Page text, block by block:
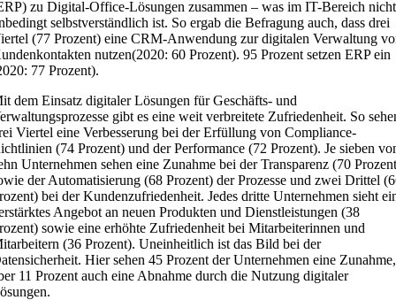
zu Digital-Office-Lösungen zusammen – was im IT-Bereich nicht
selbstverständlich ist. So ergab die Befragung auch, dass drei
(77 Prozent) eine CRM-Anwendung zur digitalen Verwaltung
nutzen(2020: 60 Prozent). 95 Prozent setzen ERP ein
77 Prozent).
dem Einsatz digitaler Lösungen für Geschäfts- und
gibt es eine weit verbreitete Zufriedenheit. So
Viertel eine Verbesserung bei der Erfüllung von Compliance-
(74 Prozent) und der Performance (72 Prozent). Je sieben
Unternehmen sehen eine Zunahme bei der Transparenz (70
der Automatisierung (68 Prozent) der Prozesse und zwei Drittel
bei der Kundenzufriedenheit. Jedes dritte Unternehmen sieht
Angebot an neuen Produkten und Dienstleistungen (38
sowie eine erhöhte Zufriedenheit bei Mitarbeiterinnen und
(36 Prozent). Uneinheitlich ist das Bild bei der
Hier sehen 45 Prozent der Unternehmen eine Zunahme,
11 Prozent auch eine Abnahme durch die Nutzung digitaler